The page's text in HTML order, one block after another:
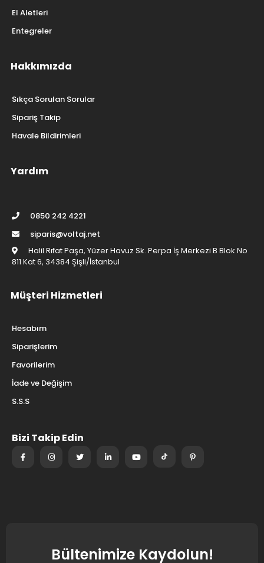
El Aletleri
Entegreler
Hakkımızda
Sıkça Sorulan Sorular
Sipariş Takip
Havale Bildirimleri
Yardım
0850 242 4221
siparis@voltaj.net
Halil Rıfat Paşa, Yüzer Havuz Sk. Perpa İş Merkezi B Blok No
811 Kat 6, 34384 Şişli/İstanbul
Müşteri Hizmetleri
Hesabım
Siparişlerim
Favorilerim
İade ve Değişim
S.S.S
Bizi Takip Edin
Bültenimize Kaydolun!